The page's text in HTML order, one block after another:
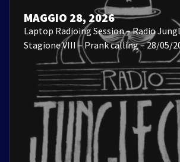
MAGGIO 28, 2026
Laptop Radioing Session – Radio
Stagione VIII – Prank calling – 28/05/